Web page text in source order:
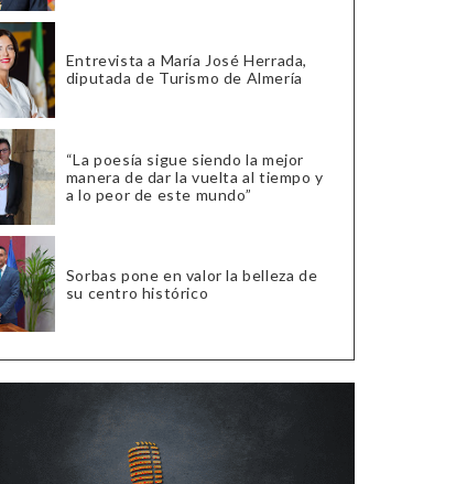
Entrevista a María José Herrada,
diputada de Turismo de Almería
“La poesía sigue siendo la mejor
manera de dar la vuelta al tiempo y
a lo peor de este mundo”
Sorbas pone en valor la belleza de
su centro histórico